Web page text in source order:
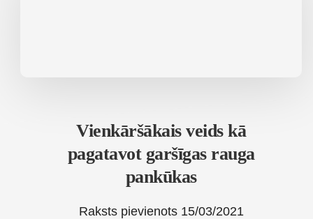
Vienkāršākais veids kā
pagatavot garšīgas rauga
pankūkas
Raksts pievienots 15/03/2021